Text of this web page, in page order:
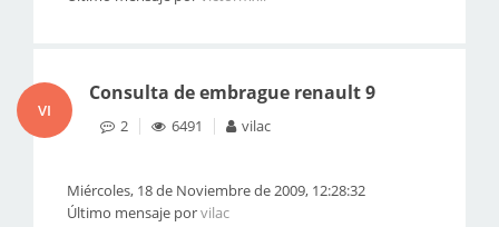
VI
Consulta de embrague renault 9
2 6491 vilac
Miércoles, 18 de Noviembre de 2009, 12:28:32
Último mensaje porvilac